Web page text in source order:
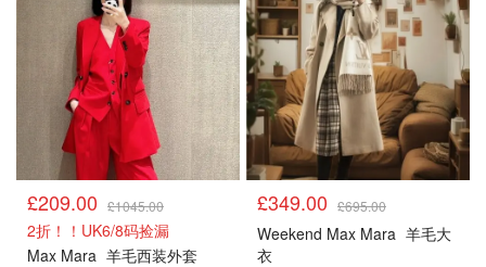
£209.00 £1045.00
2折！！UK6/8码捡漏
Max Mara 羊毛西装外套
£349.00 £695.00
Weekend Max Mara 羊毛大
衣